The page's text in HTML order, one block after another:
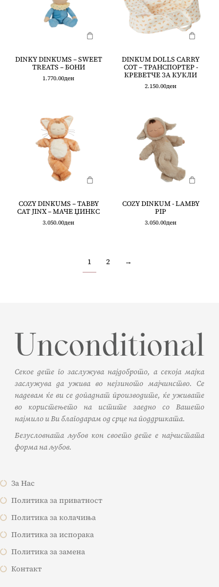
DINKY DINKUMS – SWEET
TREATS – БОНИ
1.770.00ден
DINKUM DOLLS CARRY
COT – ТРАНСПОРТЕР -
КРЕВЕТЧЕ ЗА КУКЛИ
2.150.00ден
COZY DINKUMS – TABBY
CAT JINX – МАЧЕ ЏИНКС
3.050.00ден
COZY DINKUM - LAMBY
PIP
3.050.00ден
1 2 →
Секое дете го заслужува најдоброто, а секоја мајка
заслужува да ужива во нејзиното мајчинство. Се
надевам ќе ви се допаднат производите, ќе уживате
во користењето на истите заедно со Вашето
најмило и Ви благодарам од срце на поддршката.
Безусловната љубов кон своето дете е најчистата
форма на љубов.
За Нас
Политика за приватност
Политика за колачиња
Политика за испорака
Политика за замена
Контакт